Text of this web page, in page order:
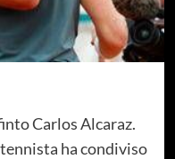
Carlos Alcaraz.
ha condiviso